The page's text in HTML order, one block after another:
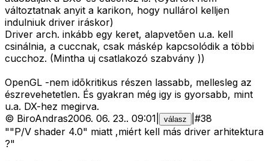
változtatnak anyit a karikon, hogy nullárol kelljen
indulniuk driver iráskor)
Driver arch. inkább egy keret, alapvetõen u.a. kell
csinálnia, a cuccnak, csak máskép kapcsolódik a többi
cucchoz. (Mintha uj csatlakozó szabvány ))
OpenGL -nem idõkritikus részen lassabb, mellesleg az
észrevehetetlen. És gyakran még igy is gyorsabb, mint
u.a. DX-hez megirva.
© BiroAndras2006. 06. 23.. 09:01 válasz #38
""P/V shader 4.0" miatt ,miért kell más driver arhitektura
?"